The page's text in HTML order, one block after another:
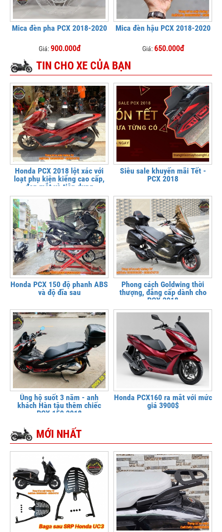
Mica đèn pha PCX 2018-2020
Giá:900.000đ
Mica đèn hậu PCX 2018-2020
Giá: 650.000đ
TIN CHO XE CỦA BẠN
Honda PCX 2018 lột xác với
loạt phụ kiện kiểng cao cấp,
đẹp mắt và tiện dụng
Siêu sale khuyến mãi Tết -
PCX 2018
Honda PCX 150 độ phanh ABS
và độ đĩa sau
Phong cách Goldwing thời
thượng, đẳng cấp dành cho
PCX 2018
Ủng hộ suốt 3 năm - anh
khách Hàn tậu thêm chiếc
PCX 150 2018
Honda PCX160 ra mắt với mức
giá 3900$
MỚI NHẤT